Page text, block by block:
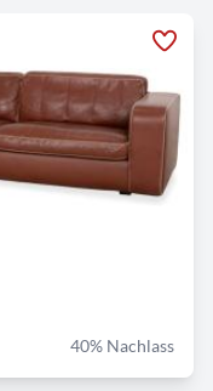
40% Nachlass